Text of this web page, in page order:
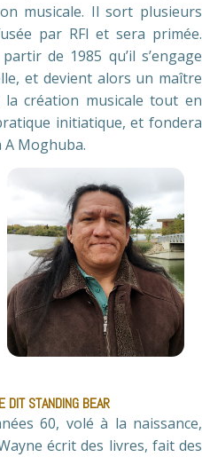
musicale. Il sort plusieurs
par RFI et sera primée.
de 1985 qu’il s’engage
et devient alors un maître
création musicale tout en
initiatique, et fondera
Moghuba.
DIT STANDING BEAR
60, volé à la naissance,
écrit des livres, fait des